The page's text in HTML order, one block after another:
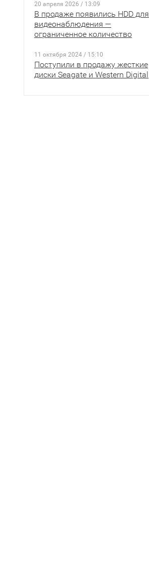
20 апреля 2026 / 13:09
В продаже появились HDD для
видеонаблюдения —
ограниченное количество
11 октября 2024 / 15:10
Поступили в продажу жесткие
диски Seagate и Western Digital